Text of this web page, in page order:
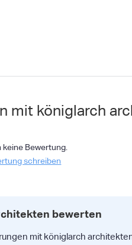
mit königlarch
keine Bewertung.
schreiben
bewerten
mit königlarch